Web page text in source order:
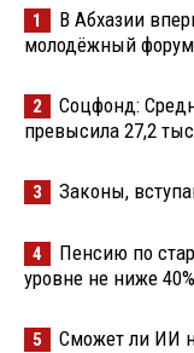
1
В Абхазии
молодёжный форум
2
Соцфонд:
превысила 27,2
3 Законы,
4
Пенсию по
уровне не ниже
5 Сможет ли ИИ